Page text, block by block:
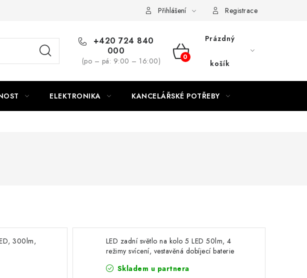
Podmínky ochrany osobních údajů Moje objednávka
Přihlášení Registrace
+420 724 840
000
(po – pá: 9:00 – 16:00)
NÁKUPNÍ
Prázdný
košík
ELEKTRONIKA KANCELÁŘSKÉ POTŘEBY
300lm,
LED zadní světlo na kolo 5 LED 50lm, 4
režimy svícení, vestavěná dobíjecí baterie
Skladem u partnera